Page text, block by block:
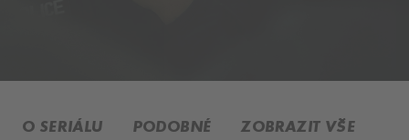
O SERIÁLU PODOBNÉ ZOBRAZIT VŠE